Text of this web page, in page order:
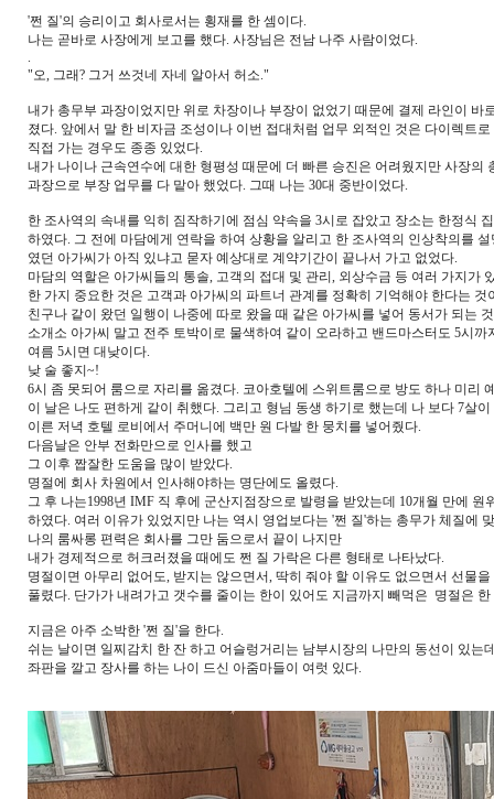
'쩐 질'의 승리이고 회사로서는 횡재를 한 셈이다.
나는 곧바로 사장에게 보고를 했다. 사장님은 전남 나주 사람이었다.
.
"오, 그래? 그거 쓰것네 자네 알아서 허소."
내가 총무부 과장이었지만 위로 차장이나 부장이 없었기 때문에 결제 라인이 바
졌다. 앞에서 말 한 비자금 조성이나 이번 접대처럼 업무 외적인 것은 다이렉트
직접 가는 경우도 종종 있었다.
내가 나이나 근속연수에 대한 형평성 때문에 더 빠른 승진은 어려웠지만 사장의
과장으로 부장 업무를 다 맡아 했었다. 그때 나는 30대 중반이었다.
한 조사역의 속내를 익히 짐작하기에 점심 약속을 3시로 잡았고 장소는 한정식
하였다. 그 전에 마담에게 연락을 하여 상황을 알리고 한 조사역의 인상착의를
였던 아가씨가 아직 있냐고 묻자 예상대로 계약기간이 끝나서 가고 없었다.
마담의 역할은 아가씨들의 통솔, 고객의 접대 및 관리, 외상수금 등 여러 가지가
한 가지 중요한 것은 고객과 아가씨의 파트너 관계를 정확히 기억해야 한다는
친구나 같이 왔던 일행이 나중에 따로 왔을 때 같은 아가씨를 넣어 동서가 되는
소개소 아가씨 말고 전주 토박이로 물색하여 같이 오라하고 밴드마스터도 5시
여름 5시면 대낮이다.
낮 술 좋지~!
6시 좀 못되어 룸으로 자리를 옮겼다. 코아호텔에 스위트룸으로 방도 하나 미리
이 날은 나도 편하게 같이 취했다. 그리고 형님 동생 하기로 했는데 나 보다 7살
이른 저녁 호텔 로비에서 주머니에 백만 원 다발 한 뭉치를 넣어줬다.
다음날은 안부 전화만으로 인사를 했고
그 이후 짭잘한 도움을 많이 받았다.
명절에 회사 차원에서 인사해야하는 명단에도 올렸다.
그 후 나는1998년 IMF 직 후에 군산지점장으로 발령을 받았는데 10개월 만에 원
하였다. 여러 이유가 있었지만 나는 역시 영업보다는 '쩐 질'하는 총무가 체질에
나의 룸싸롱 편력은 회사를 그만 둠으로서 끝이 나지만
내가 경제적으로 허크러졌을 때에도 쩐 질 가락은 다른 형태로 나타났다.
명절이면 아무리 없어도, 받지는 않으면서, 딱히 줘야 할 이유도 없으면서 선물
풀렸다. 단가가 내려가고 갯수를 줄이는 한이 있어도 지금까지 빼먹은 명절은 한
지금은 아주 소박한 '쩐 질'을 한다.
쉬는 날이면 일찌감치 한 잔 하고 어슬렁거리는 남부시장의 나만의 동선이 있는
좌판을 깔고 장사를 하는 나이 드신 아줌마들이 여럿 있다.